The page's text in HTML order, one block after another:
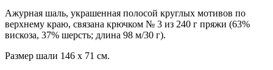
Ажурная шаль, украшенная полосой круглых мотивов по
верхнему краю, связана крючком № 3 из 240 г пряжи (63%
вискоза, 37% шерсть; длина 98 м/30 г).
Размер шали 146 х 71 см.